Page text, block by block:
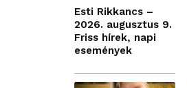
Esti Rikkancs –
2026. augusztus 9.
Friss hírek, napi
események